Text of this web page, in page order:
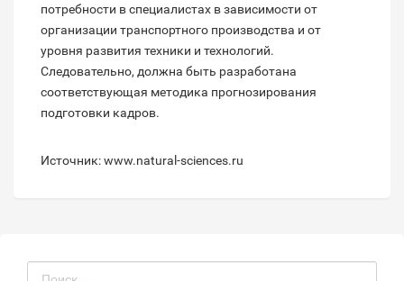
потребности в специалистах в зависимости от
организации транспортного производства и от
уровня развития техники и технологий.
Следовательно, должна быть разработана
соответствующая методика прогнозирования
подготовки кадров.
Источник: www.natural-sciences.ru